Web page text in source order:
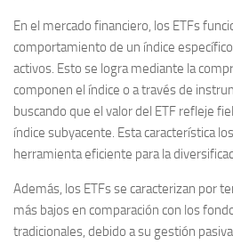
En el mercado financiero, los ETFs
comportamiento de un índice
activos. Esto se logra mediante la
componen el índice o a través de
buscando que el valor del ETF refleje
índice subyacente. Esta característica
herramienta eficiente para la
Además, los ETFs se caracterizan por
más bajos en comparación con los
tradicionales, debido a su gestión